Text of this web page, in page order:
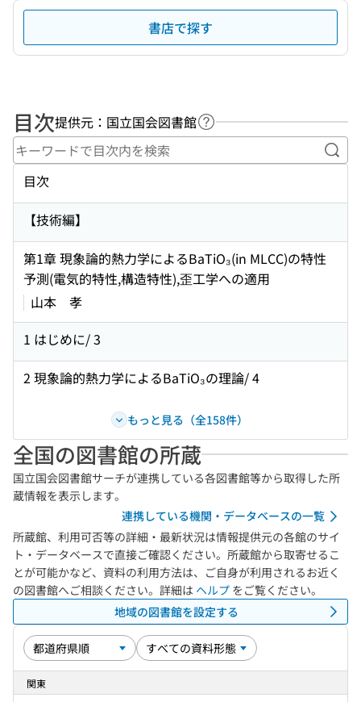
書店で探す
目次提供元：国立国会図書館 ヘルプページへのリンク
キ
目次
【技術編】
第1章 現象論的熱力学によるBaTiO₃(in MLCC)の特性
予測(電気的特性,構造特性),歪工学への適用
山本 孝
1 はじめに/ 3
2 現象論的熱力学によるBaTiO₃の理論/ 4
もっと見る（全158件）
全国の図書館の所蔵
国立国会図書館サーチが連携している各図書館等から取得した所
蔵情報を表示します。
連携している機関・データベースの一覧
所蔵館、利用可否等の詳細・最新状況は情報提供元の各館のサイ
ト・データベースで直接ご確認ください。所蔵館から取寄せるこ
とが可能かなど、資料の利用方法は、ご自身が利用されるお近く
の図書館へご相談ください。詳細は ヘルプ をご覧ください。
地域の図書館を設定する
関東